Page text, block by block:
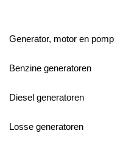
Generator, motor en pomp
Benzine generatoren
Diesel generatoren
Losse generatoren